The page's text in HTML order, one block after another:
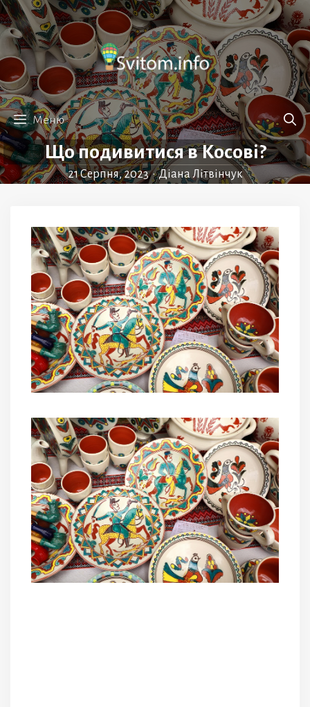
Перейти
до
вмісту
Меню
Що подивитися в Косові?
21 Серпня, 2023 • Діана Літвінчук